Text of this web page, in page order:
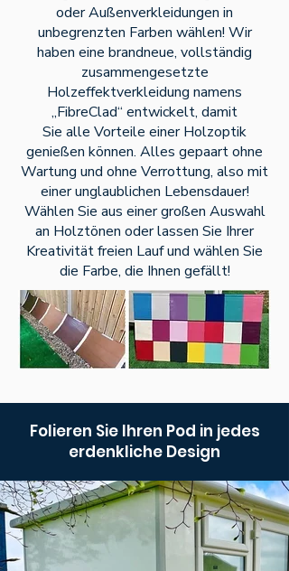
oder Außenverkleidungen in
unbegrenzten Farben wählen! Wir
haben eine brandneue, vollständig
zusammengesetzte
Holzeffektverkleidung namens
„FibreClad“ entwickelt, damit
Sie alle Vorteile einer Holzoptik
genießen können. Alles gepaart ohne
Wartung und ohne Verrottung, also mit
einer unglaublichen Lebensdauer!
Wählen Sie aus einer großen Auswahl
an Holztönen oder lassen Sie Ihrer
Kreativität freien Lauf und wählen Sie
die Farbe, die Ihnen gefällt!
Folieren Sie Ihren Pod in jedes
erdenkliche Design